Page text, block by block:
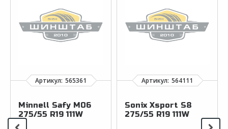
Minnell Safy M06
275/55 R19 111W
Sonix Xsport S8
275/55 R19 111W